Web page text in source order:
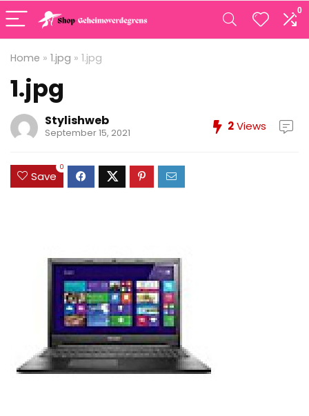
0
Home » 1.jpg » 1.jpg
1.jpg
Stylishweb
September 15, 2021 2Views
Save
0